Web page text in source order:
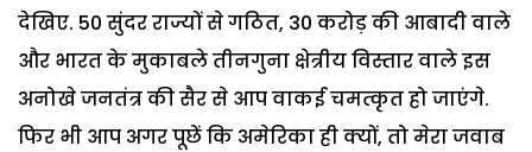
देखिए. 50 सुंदर राज्यों से गठित, 30 करोड़ की आबादी वाले
और भारत के मुकाबले तीनगुना क्षेत्रीय विस्तार वाले इस
अनोखे जनतंत्र की सैर से आप वाकई चमत्कृत हो जाएंगे.
फिर भी आप अगर पूछें कि अमेरिका ही क्यों, तो मेरा जवाब